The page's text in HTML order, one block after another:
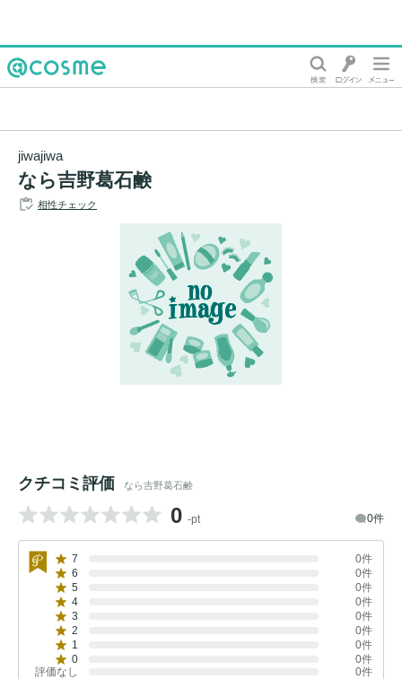
jiwajiwa
なら吉野葛石鹸
相性チェック
クチコミ評価 なら吉野葛石鹸
0 -pt 0件
7
0件
6
0件
5
0件
4
0件
3
0件
2
0件
1
0件
0
0件
評価なし
0件